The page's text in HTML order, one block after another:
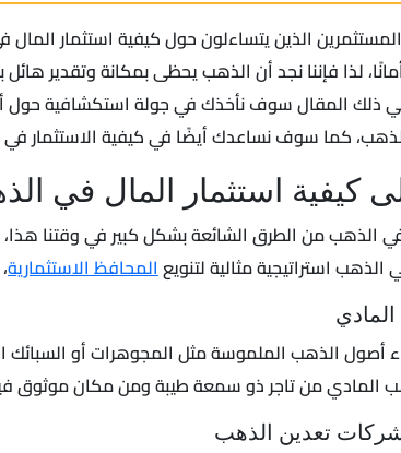
الذين يتساءلون حول كيفية استثمار المال
لذا فإننا نجد أن الذهب يحظى بمكانة وتقدير
ذلك المقال سوف نأخذك في جولة استكشافية حول
كما سوف نساعدك أيضًا في كيفية الاستثمار
كيفية استثمار المال في
في الذهب من الطرق الشائعة بشكل كبير في وقتنا
الذهب استراتيجية مثالية لتنويعالمحافظ الاستثمارية
الذهب الملموسة مثل المجوهرات أو السبائك
المادي من تاجر ذو سمعة طيبة ومن مكان موثوق
تعدين الذهب